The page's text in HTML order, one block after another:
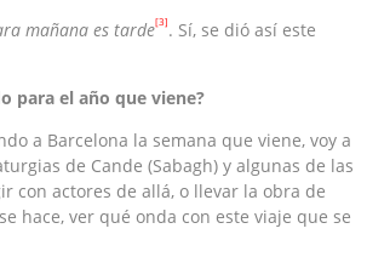
mañana es tarde[3] . Sí, se dió así este
para el año que viene?
a Barcelona la semana que viene, voy a
de Cande (Sabagh) y algunas de las
con actores de allá, o llevar la obra de
hace, ver qué onda con este viaje que se